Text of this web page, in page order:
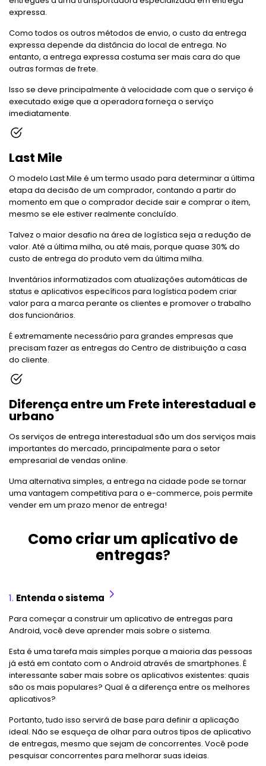
expressa.
Como todos os outros métodos de envio, o custo da entrega
expressa depende da distância do local de entrega. No
entanto, a entrega expressa costuma ser mais cara do que
outras formas de frete.
Isso se deve principalmente à velocidade com que o serviço é
executado exige que a operadora forneça o serviço
imediatamente.
Last Mile
O modelo Last Mile é um termo usado para determinar a última
etapa da decisão de um comprador, contando a partir do
momento em que o comprador decide sair e comprar o item,
mesmo se ele estiver realmente concluído.
Talvez o maior desafio na área de logística seja a redução de
valor. Até a última milha, ou até mais, porque quase 30% do
custo de entrega do produto vem da última milha.
Inventários informatizados com atualizações automáticas de
status e aplicativos específicos para logística podem criar
valor para a marca perante os clientes e promover o trabalho
dos funcionários.
É extremamente necessário para grandes empresas que
precisam fazer as entregas do Centro de distribuição a casa
do cliente.
Diferença entre um Frete interestadual e
urbano
Os serviços de entrega interestadual são um dos serviços mais
importantes do mercado, principalmente para o setor
empresarial de vendas online.
Uma alternativa simples, a entrega na cidade pode se tornar
uma vantagem competitiva para o e-commerce, pois permite
vender em um prazo menor de entrega!
Como criar um aplicativo de
entregas?
1. Entenda o sistema
Para começar a construir um aplicativo de entregas para
Android, você deve aprender mais sobre o sistema.
Esta é uma tarefa mais simples porque a maioria das pessoas
já está em contato com o Android através de smartphones. É
interessante saber mais sobre os aplicativos existentes: quais
são os mais populares? Qual é a diferença entre os melhores
aplicativos?
Portanto, tudo isso servirá de base para definir a aplicação
ideal. Não se esqueça de olhar para outros tipos de aplicativo
de entregas, mesmo que sejam de concorrentes. Você pode
pesquisar concorrentes para melhorar suas ideias.